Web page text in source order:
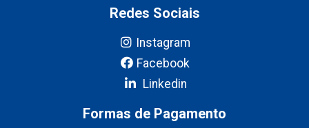
Redes Sociais
Instagram
Facebook
Linkedin
Formas de Pagamento